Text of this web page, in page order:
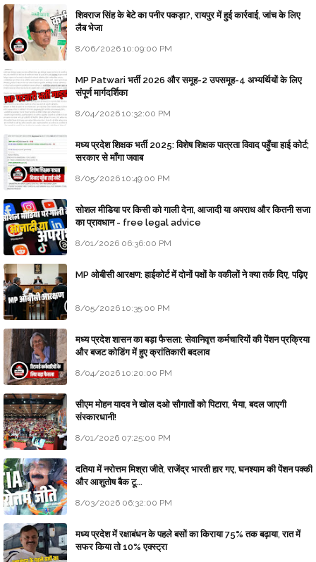
शिवराज सिंह के बेटे का पनीर पकड़ा?, रायपुर में हुई कार्रवाई, जांच के लिए
लैब भेजा
8/06/2026 10:09:00 PM
MP Patwari भर्ती 2026 और समूह-2 उपसमूह-4 अभ्यर्थियों के लिए
संपूर्ण मार्गदर्शिका
8/04/2026 10:32:00 PM
मध्य प्रदेश शिक्षक भर्ती 2025: विशेष शिक्षक पात्रता विवाद पहुँचा हाई कोर्ट;
सरकार से माँगा जवाब
8/05/2026 10:49:00 PM
सोशल मीडिया पर किसी को गाली देना, आजादी या अपराध और कितनी सजा
का प्रावधान - free legal advice
8/01/2026 06:36:00 PM
MP ओबीसी आरक्षण: हाईकोर्ट में दोनों पक्षों के वकीलों ने क्या तर्क दिए, पढ़िए
8/05/2026 10:35:00 PM
मध्य प्रदेश शासन का बड़ा फैसला: सेवानिवृत्त कर्मचारियों की पेंशन प्रक्रिया
और बजट कोडिंग में हुए क्रांतिकारी बदलाव
8/04/2026 10:20:00 PM
सीएम मोहन यादव ने खोल दओ सौगातों को पिटारा, भैया, बदल जाएगी
संस्कारधानी!
8/01/2026 07:25:00 PM
दतिया में नरोत्तम मिश्रा जीते, राजेंद्र भारती हार गए, घनश्याम की पेंशन पक्की
और आशुतोष बैक टू...
8/03/2026 06:32:00 PM
मध्य प्रदेश में रक्षाबंधन के पहले बसों का किराया 75% तक बढ़ाया, रात में
सफर किया तो 10% एक्स्ट्रा